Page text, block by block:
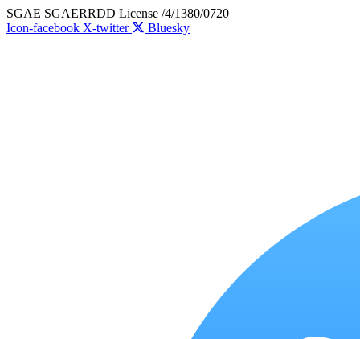
Skip
to
SGAE SGAERRDD License /4/1380/0720
Icon-facebook X-twitter Bluesky